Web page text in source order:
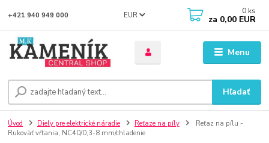
Menu
EUR
Hľadať
+421 940 949 000 0 ks
za 0,00 EUR
Úvod Diely pre elektrické náradie Reťaze na píly
Reťaz na pílu -
Rukoväť vŕtania, NC40/0,3-8 mm/chladenie